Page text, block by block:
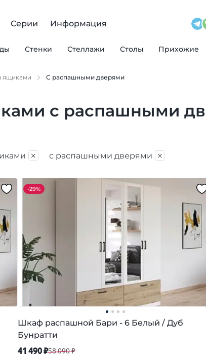
Стенки Стеллажи Столы Прихожие
Серии Информация
ящиками С распашными дверями
с распашными
× с распашными дверями ×
-29%
Шкаф распашной Бари - 6 Белый / Дуб
Бунратти
41 490 ₽58 090 ₽